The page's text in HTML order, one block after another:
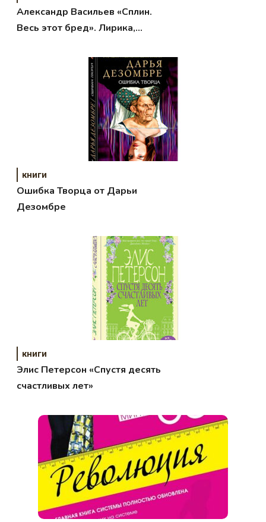
Александр Васильев «Сплин.
Весь этот бред». Лирика,
книги
Ошибка Творца от Дарьи
Дезомбре
книги
Элис Петерсон «Спустя десять
счастливых лет»